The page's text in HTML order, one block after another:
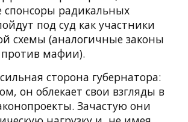
спонсоры радикальных
под суд как участники
схемы (аналогичные законы
против мафии).
сторона губернатора:
он облекает свои взгляды в
Зачастую они